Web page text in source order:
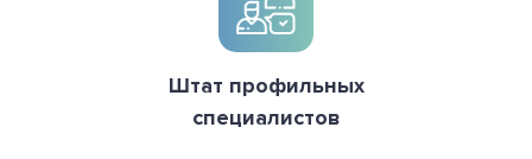
Штат профильных
специалистов